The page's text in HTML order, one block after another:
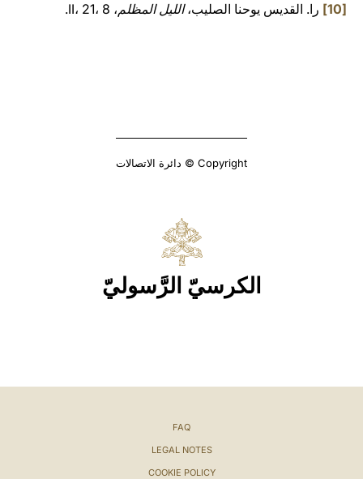
[10]
را. القديس يوحنا الصليب،الليل المظلم، II، 21، 8.
Copyright © دائرة الاتصالات
الكرسيّ الرَّسوليّ
FAQ
LEGAL NOTES
COOKIE POLICY